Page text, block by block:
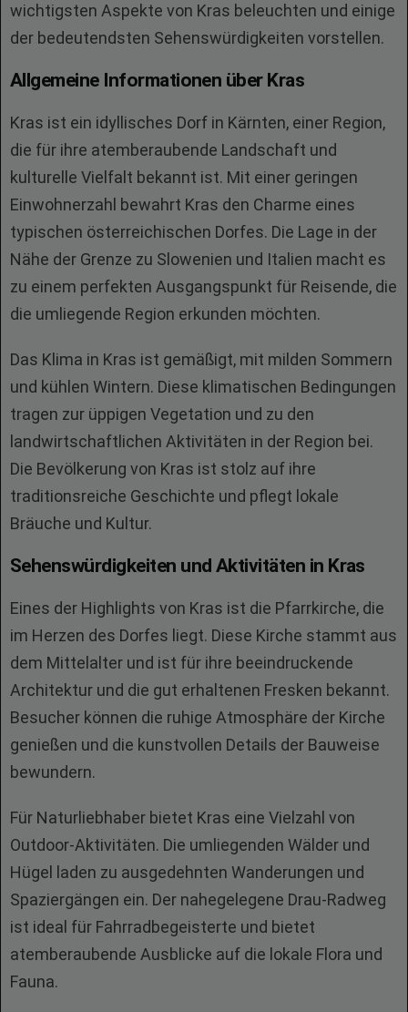
wichtigsten Aspekte von Kras beleuchten und einige
der bedeutendsten Sehenswürdigkeiten vorstellen.
Allgemeine Informationen über Kras
Kras ist ein idyllisches Dorf in Kärnten, einer Region,
die für ihre atemberaubende Landschaft und
kulturelle Vielfalt bekannt ist. Mit einer geringen
Einwohnerzahl bewahrt Kras den Charme eines
typischen österreichischen Dorfes. Die Lage in der
Nähe der Grenze zu Slowenien und Italien macht es
zu einem perfekten Ausgangspunkt für Reisende, die
die umliegende Region erkunden möchten.
Das Klima in Kras ist gemäßigt, mit milden Sommern
und kühlen Wintern. Diese klimatischen Bedingungen
tragen zur üppigen Vegetation und zu den
landwirtschaftlichen Aktivitäten in der Region bei.
Die Bevölkerung von Kras ist stolz auf ihre
traditionsreiche Geschichte und pflegt lokale
Bräuche und Kultur.
Sehenswürdigkeiten und Aktivitäten in Kras
Eines der Highlights von Kras ist die Pfarrkirche, die
im Herzen des Dorfes liegt. Diese Kirche stammt aus
dem Mittelalter und ist für ihre beeindruckende
Architektur und die gut erhaltenen Fresken bekannt.
Besucher können die ruhige Atmosphäre der Kirche
genießen und die kunstvollen Details der Bauweise
bewundern.
Für Naturliebhaber bietet Kras eine Vielzahl von
Outdoor-Aktivitäten. Die umliegenden Wälder und
Hügel laden zu ausgedehnten Wanderungen und
Spaziergängen ein. Der nahegelegene Drau-Radweg
ist ideal für Fahrradbegeisterte und bietet
atemberaubende Ausblicke auf die lokale Flora und
Fauna.